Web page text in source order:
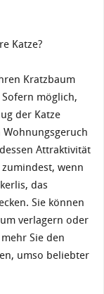
Katze?
Kratzbaum
möglich,
der Katze
Attraktivität
wenn
das
Sie können
verlagern oder
Sie den
umso beliebter